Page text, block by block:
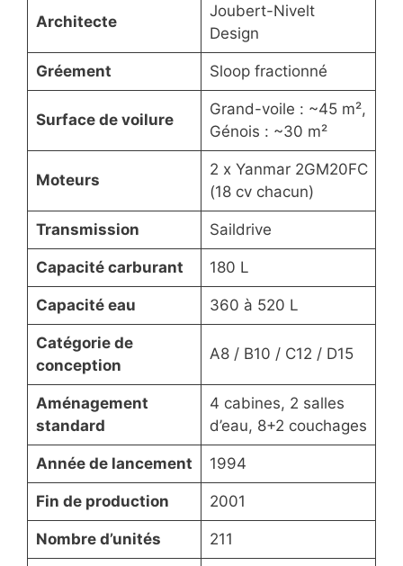
Architecte
Joubert-Nivelt
Design
Gréement Sloop fractionné
Surface de voilure
Grand-voile : ~45 m²,
Génois : ~30 m²
Moteurs
2 x Yanmar 2GM20FC
(18 cv chacun)
Transmission Saildrive
Capacité carburant 180 L
Capacité eau 360 à 520 L
Catégorie de
conception
A8 / B10 / C12 / D15
Aménagement
standard
4 cabines, 2 salles
d’eau, 8+2 couchages
Année de lancement 1994
Fin de production 2001
Nombre d’unités 211